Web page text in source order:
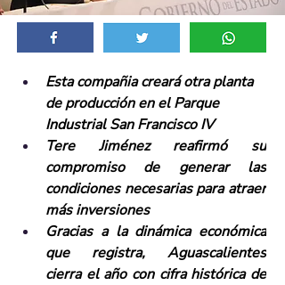
Esta compañia creará otra planta
de producción en el Parque
Industrial San Francisco IV
Tere Jiménez reafirmó su
compromiso de generar las
condiciones necesarias para atraer
más inversiones
Gracias a la dinámica económica
que registra, Aguascalientes
cierra el año con cifra histórica de